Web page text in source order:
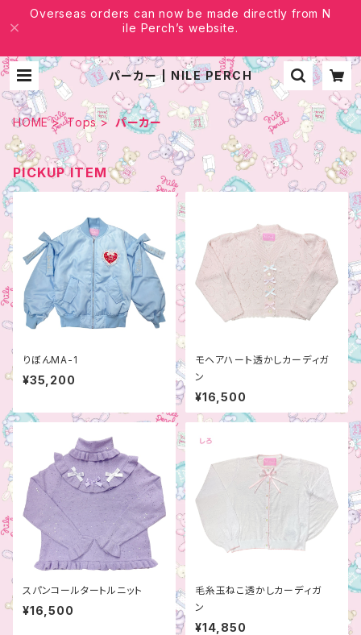
Overseas orders can now be made directly from N
ile Perch’s website.
パーカー | NILE PERCH
HOME Tops パーカー
PICKUP ITEM
りぼんMA-1
¥35,200
モヘアハート透かしカーディガ
ン
¥16,500
スパンコールタートルニット
¥16,500
毛糸玉ねこ透かしカーディガ
ン
¥14,850